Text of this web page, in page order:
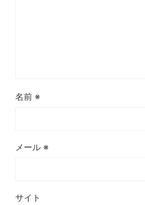
名前 ※
メール ※
サイト